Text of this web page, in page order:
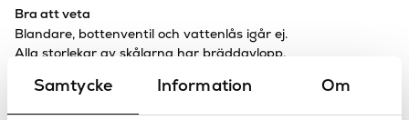
Samtycke Information Om
Bra att veta
Blandare, bottenventil och vattenlås igår ej.
Alla storlekar av skålarna har bräddavlopp.
Ø275 mm (Ø320 mm)
Ø325 mm (Ø360 mm)